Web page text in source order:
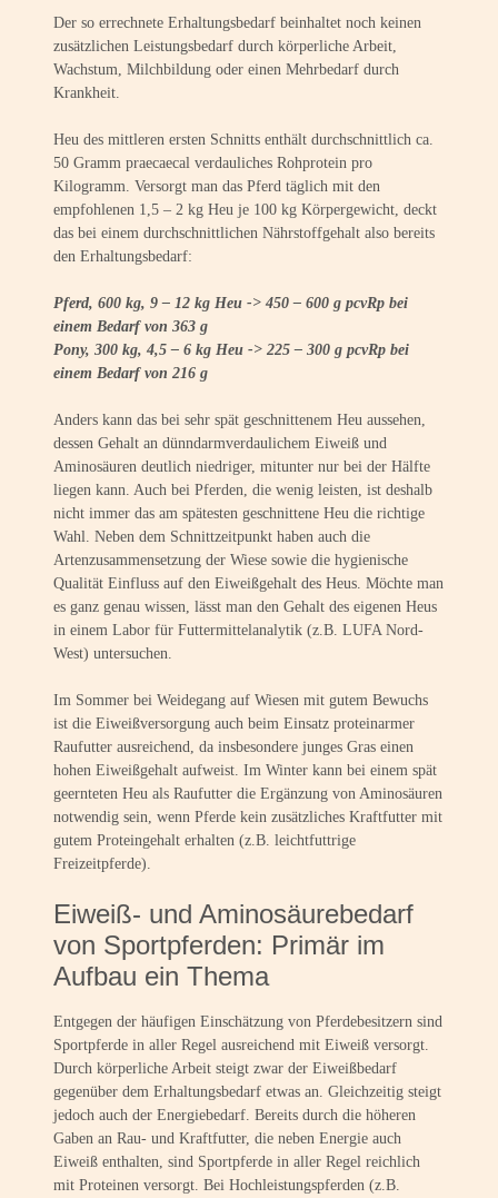
Der so errechnete Erhaltungsbedarf beinhaltet noch keinen
zusätzlichen Leistungsbedarf durch körperliche Arbeit,
Wachstum, Milchbildung oder einen Mehrbedarf durch
Krankheit.
Heu des mittleren ersten Schnitts enthält durchschnittlich ca.
50 Gramm praecaecal verdauliches Rohprotein pro
Kilogramm. Versorgt man das Pferd täglich mit den
empfohlenen 1,5 – 2 kg Heu je 100 kg Körpergewicht, deckt
das bei einem durchschnittlichen Nährstoffgehalt also bereits
den Erhaltungsbedarf:
Pferd, 600 kg, 9 – 12 kg Heu -> 450 – 600 g pcvRp bei
einem Bedarf von 363 g
Pony, 300 kg, 4,5 – 6 kg Heu -> 225 – 300 g pcvRp bei
einem Bedarf von 216 g
Anders kann das bei sehr spät geschnittenem Heu aussehen,
dessen Gehalt an dünndarmverdaulichem Eiweiß und
Aminosäuren deutlich niedriger, mitunter nur bei der Hälfte
liegen kann. Auch bei Pferden, die wenig leisten, ist deshalb
nicht immer das am spätesten geschnittene Heu die richtige
Wahl. Neben dem Schnittzeitpunkt haben auch die
Artenzusammensetzung der Wiese sowie die hygienische
Qualität Einfluss auf den Eiweißgehalt des Heus. Möchte man
es ganz genau wissen, lässt man den Gehalt des eigenen Heus
in einem Labor für Futtermittelanalytik (z.B. LUFA Nord-
West) untersuchen.
Im Sommer bei Weidegang auf Wiesen mit gutem Bewuchs
ist die Eiweißversorgung auch beim Einsatz proteinarmer
Raufutter ausreichend, da insbesondere junges Gras einen
hohen Eiweißgehalt aufweist. Im Winter kann bei einem spät
geernteten Heu als Raufutter die Ergänzung von Aminosäuren
notwendig sein, wenn Pferde kein zusätzliches Kraftfutter mit
gutem Proteingehalt erhalten (z.B. leichtfuttrige
Freizeitpferde).
Eiweiß- und Aminosäurebedarf
von Sportpferden: Primär im
Aufbau ein Thema
Entgegen der häufigen Einschätzung von Pferdebesitzern sind
Sportpferde in aller Regel ausreichend mit Eiweiß versorgt.
Durch körperliche Arbeit steigt zwar der Eiweißbedarf
gegenüber dem Erhaltungsbedarf etwas an. Gleichzeitig steigt
jedoch auch der Energiebedarf. Bereits durch die höheren
Gaben an Rau- und Kraftfutter, die neben Energie auch
Eiweiß enthalten, sind Sportpferde in aller Regel reichlich
mit Proteinen versorgt. Bei Hochleistungspferden (z.B.